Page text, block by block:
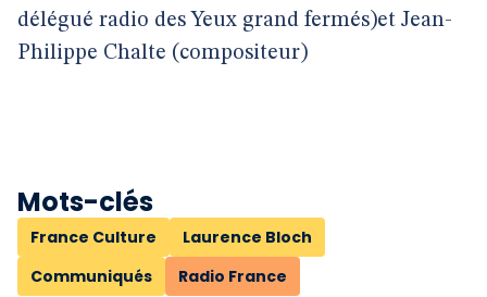
délégué radio des Yeux grand fermés)et Jean-
Philippe Chalte (compositeur)
Mots-clés
France Culture
Laurence Bloch
Communiqués
Radio France